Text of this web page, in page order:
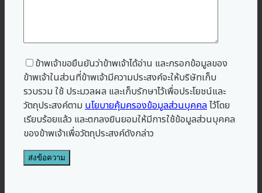
ข้าพเจ้าขอยืนยันว่าข้าพเจ้าได้อ่าน และกรอกข้อมูลของ
ข้าพเจ้าในส่วนที่ข้าพเจ้ามีความประสงค์จะให้บริษัทเก็บ
รวบรวม ใช้ ประมวลผล และเก็บรักษาไว้เพื่อประโยชน์และ
วัตถุประสงค์ตาม นโยบายคุ้มครองข้อมูลส่วนบุคคลไว้โดย
เรียบร้อยแล้ว และตกลงยินยอมให้มีการใช้ข้อมูลส่วนบุคคล
ของข้าพเจ้าเพื่อวัตถุประสงค์ดังกล่าว